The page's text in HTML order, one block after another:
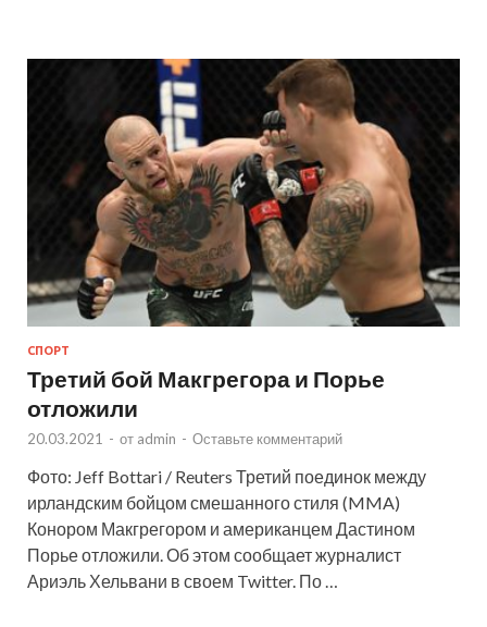
СПОРТ
Третий бой Макгрегора и Порье
отложили
20.03.2021 - от admin - Оставьте комментарий
Фото: Jeff Bottari / Reuters Третий поединок между
ирландским бойцом смешанного стиля (MMA)
Конором Макгрегором и американцем Дастином
Порье отложили. Об этом сообщает журналист
Ариэль Хельвани в своем Twitter. По …